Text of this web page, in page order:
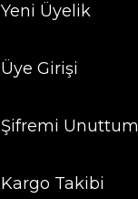
Yeni Üyelik
Üye Girişi
Şifremi Unuttum
Kargo Takibi